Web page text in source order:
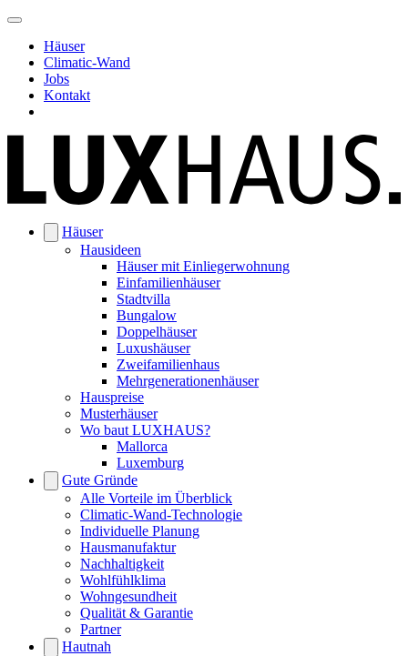
Häuser
Climatic-Wand
Jobs
Kontakt
Häuser
Hausideen
Häuser mit Einliegerwohnung
Einfamilienhäuser
Stadtvilla
Bungalow
Doppelhäuser
Luxushäuser
Zweifamilienhaus
Mehrgenerationenhäuser
Hauspreise
Musterhäuser
Wo baut LUXHAUS?
Mallorca
Luxemburg
Gute Gründe
Alle Vorteile im Überblick
Climatic-Wand-Technologie
Individuelle Planung
Hausmanufaktur
Nachhaltigkeit
Wohlfühlklima
Wohngesundheit
Qualität & Garantie
Partner
Hautnah